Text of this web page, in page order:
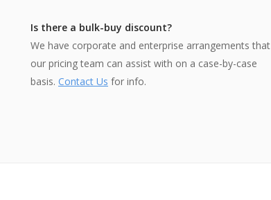
Is there a bulk-buy discount?
We have corporate and enterprise arrangements that
our pricing team can assist with on a case-by-case
basis. Contact Us for info.